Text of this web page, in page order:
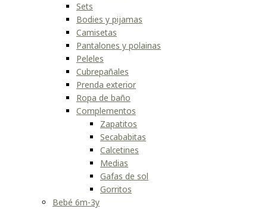
Sets
Bodies y pijamas
Camisetas
Pantalones y polainas
Peleles
Cubrepañales
Prenda exterior
Ropa de baño
Complementos
Zapatitos
Secababitas
Calcetines
Medias
Gafas de sol
Gorritos
Bebé 6m-3y